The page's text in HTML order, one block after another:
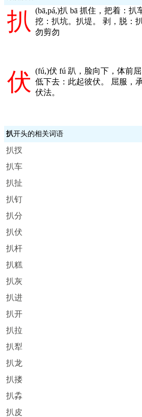
扒 (bā,pá,)扒 bā 抓住，把着：扒
挖：扒坑。扒堤。 剥，脱：
勿剪勿
伏 (fú,)伏 fú 趴，脸向下，体前
低下去：此起彼伏。 屈服，
伏法。
扒开头的相关词语
扒扠
扒车
扒扯
扒钉
扒分
扒伏
扒杆
扒糕
扒灰
扒进
扒开
扒拉
扒犁
扒龙
扒搂
扒掱
扒皮